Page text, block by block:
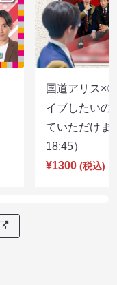
国道アリス×
イブしたいの
ていただけ
18:45）
¥1300 (税込)